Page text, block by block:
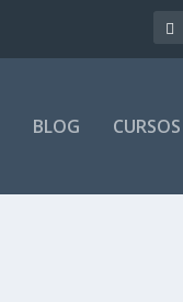
BLOG